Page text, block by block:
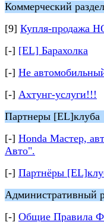
Коммерческий раздел
[9] Купля-продажа
[-] [EL] Барахолка
[-] Не
[-] Ахтунг-услуги!!!
Партнеры [EL]клуба
[-] Honda Мастер,
Авто".
[-] Партнёры
Административный
[-] Общие Правила